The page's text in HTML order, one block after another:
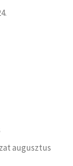
augusztus